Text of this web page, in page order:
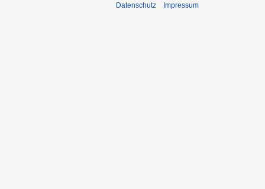
Datenschutz Impressum